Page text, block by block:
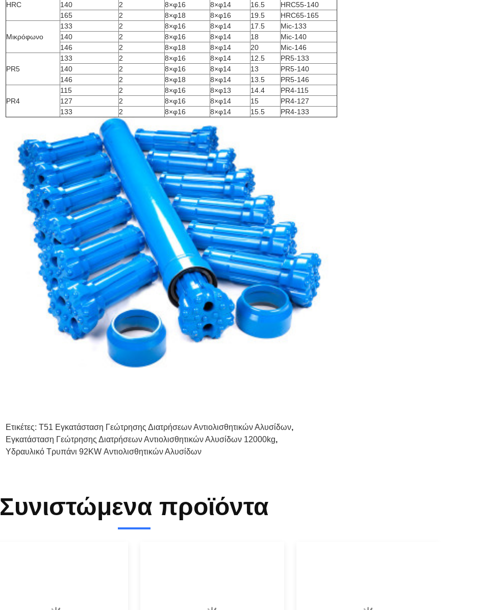
HRC
140
2 8×φ16 8×φ14 16.5
HRC55-140
165
2 8×φ18 8×φ16 19.5 HRC65-165
Μικρόφωνο
133 2 8×φ16 8×φ14 17.5
Mic-133
140
2 8×φ16 8×φ14 18
Mic-140
146
2 8×φ18 8×φ14 20 Mic-146
PR5
133 2 8×φ16 8×φ14 12.5
PR5-133
140
2 8×φ16 8×φ14 13
PR5-140
146
2 8×φ18 8×φ14 13.5 PR5-146
PR4
115 2 8×φ16 8×φ13 14.4
PR4-115
127
2 8×φ16 8×φ14 15
PR4-127
133
2 8×φ16 8×φ14 15.5 PR4-133
Ετικέτες: T51 Εγκατάσταση Γεώτρησης Διατρήσεων Αντιολισθητικών Αλυσίδων,
Εγκατάσταση Γεώτρησης Διατρήσεων Αντιολισθητικών Αλυσίδων 12000kg,
Υδραυλικό Τρυπάνι 92KW Αντιολισθητικών Αλυσίδων
Συνιστώμενα προϊόντα